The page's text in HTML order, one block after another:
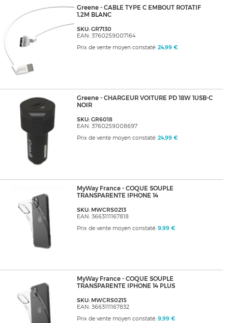
Greene - CABLE TYPE C EMBOUT ROTATIF
1,2M BLANC
SKU: GR7130
EAN: 3760259007164
Prix de vente moyen constaté: 24,99 €
Greene - CHARGEUR VOITURE PD 18W 1USB-C
NOIR
SKU: GR6018
EAN: 3760259008697
Prix de vente moyen constaté: 24,99 €
MyWay France - COQUE SOUPLE
TRANSPARENTE IPHONE 14
SKU: MWCRS0213
EAN: 3663111167818
Prix de vente moyen constaté: 9,99 €
MyWay France - COQUE SOUPLE
TRANSPARENTE IPHONE 14 PLUS
SKU: MWCRS0215
EAN: 3663111167832
Prix de vente moyen constaté: 9,99 €